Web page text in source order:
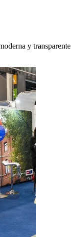
y transparente